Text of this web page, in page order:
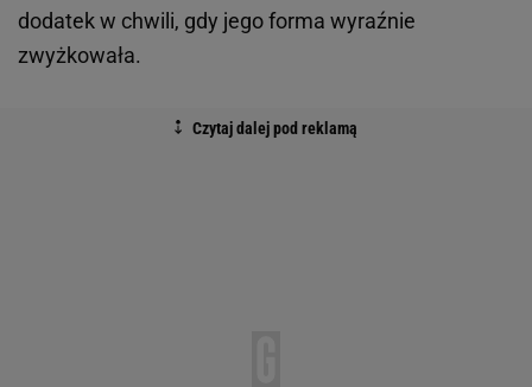
dodatek w chwili, gdy jego forma wyraźnie
zwyżkowała.